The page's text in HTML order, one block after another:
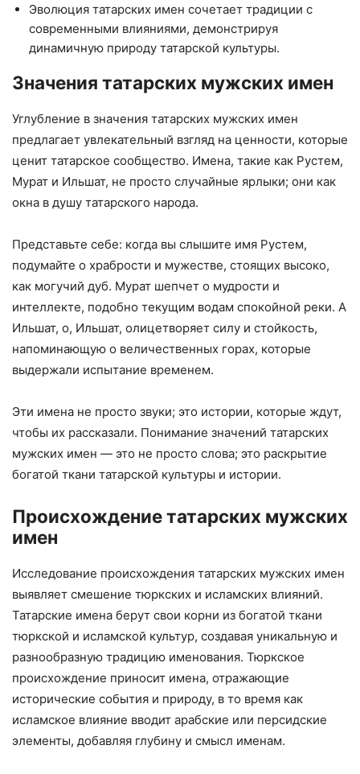
Эволюция татарских имен сочетает традиции с
современными влияниями, демонстрируя
динамичную природу татарской культуры.
Значения татарских мужских имен
Углубление в значения татарских мужских имен
предлагает увлекательный взгляд на ценности, которые
ценит татарское сообщество. Имена, такие как Рустем,
Мурат и Ильшат, не просто случайные ярлыки; они как
окна в душу татарского народа.
Представьте себе: когда вы слышите имя Рустем,
подумайте о храбрости и мужестве, стоящих высоко,
как могучий дуб. Мурат шепчет о мудрости и
интеллекте, подобно текущим водам спокойной реки. А
Ильшат, о, Ильшат, олицетворяет силу и стойкость,
напоминающую о величественных горах, которые
выдержали испытание временем.
Эти имена не просто звуки; это истории, которые ждут,
чтобы их рассказали. Понимание значений татарских
мужских имен — это не просто слова; это раскрытие
богатой ткани татарской культуры и истории.
Происхождение татарских мужских
имен
Исследование происхождения татарских мужских имен
выявляет смешение тюркских и исламских влияний.
Татарские имена берут свои корни из богатой ткани
тюркской и исламской культур, создавая уникальную и
разнообразную традицию именования. Тюркское
происхождение приносит имена, отражающие
исторические события и природу, в то время как
исламское влияние вводит арабские или персидские
элементы, добавляя глубину и смысл именам.